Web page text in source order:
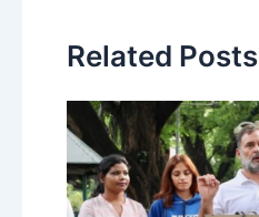
Related Posts